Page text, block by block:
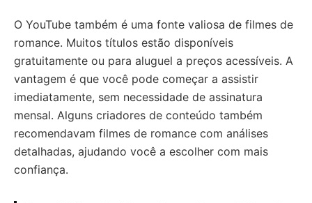
O YouTube também é uma fonte valiosa de filmes de
romance. Muitos títulos estão disponíveis
gratuitamente ou para aluguel a preços acessíveis. A
vantagem é que você pode começar a assistir
imediatamente, sem necessidade de assinatura
mensal. Alguns criadores de conteúdo também
recomendavam filmes de romance com análises
detalhadas, ajudando você a escolher com mais
confiança.